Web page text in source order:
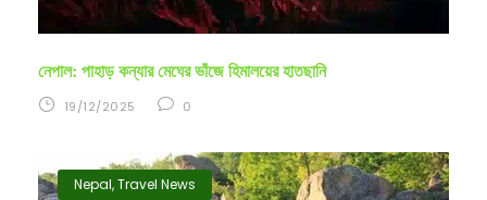
নেপাল: পাহাড় কন্যার মেঘের ভাঁজে হিমালয়ের হাতছানি
19/12/2025 0
Nepal,Travel News